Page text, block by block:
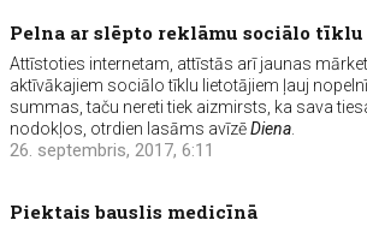
Pelna ar slēpto reklāmu sociālo
Attīstoties internetam, attīstās arī jaunas
aktīvākajiem sociālo tīklu lietotājiem ļauj
summas, taču nereti tiek aizmirsts, ka sava
nodokļos, otrdien lasāms avīzēDiena
26. septembris, 2017, 6:11
Piektais bauslis medicīnā